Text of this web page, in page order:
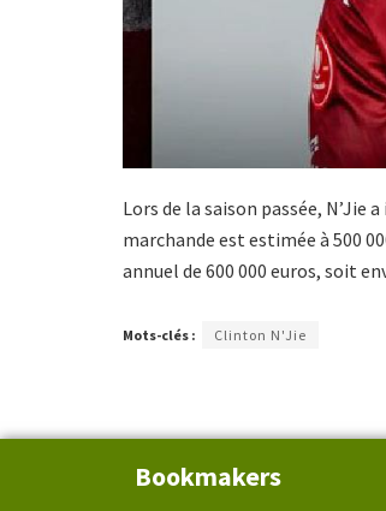
Lors de la saison passée,
marchande est estimée à 500
annuel de 600 000 euros, soit
Mots-clés : Clinton N'Jie
Bookmakers